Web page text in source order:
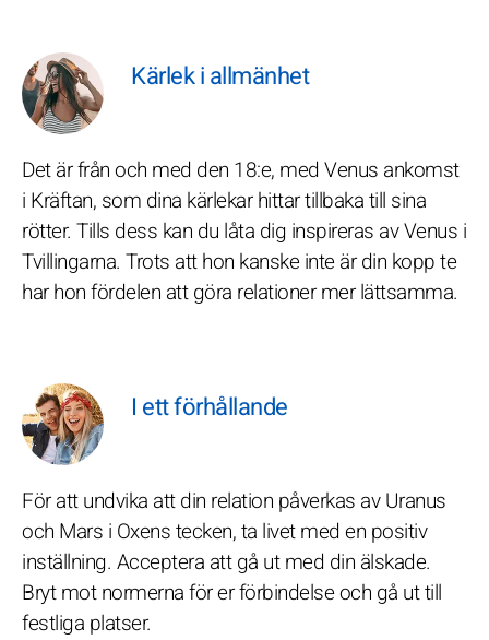
Kärlek i allmänhet
Det är från och med den 18:e, med Venus ankomst
i Kräftan, som dina kärlekar hittar tillbaka till sina
rötter. Tills dess kan du låta dig inspireras av Venus i
Tvillingarna. Trots att hon kanske inte är din kopp te
har hon fördelen att göra relationer mer lättsamma.
I ett förhållande
För att undvika att din relation påverkas av Uranus
och Mars i Oxens tecken, ta livet med en positiv
inställning. Acceptera att gå ut med din älskade.
Bryt mot normerna för er förbindelse och gå ut till
festliga platser.